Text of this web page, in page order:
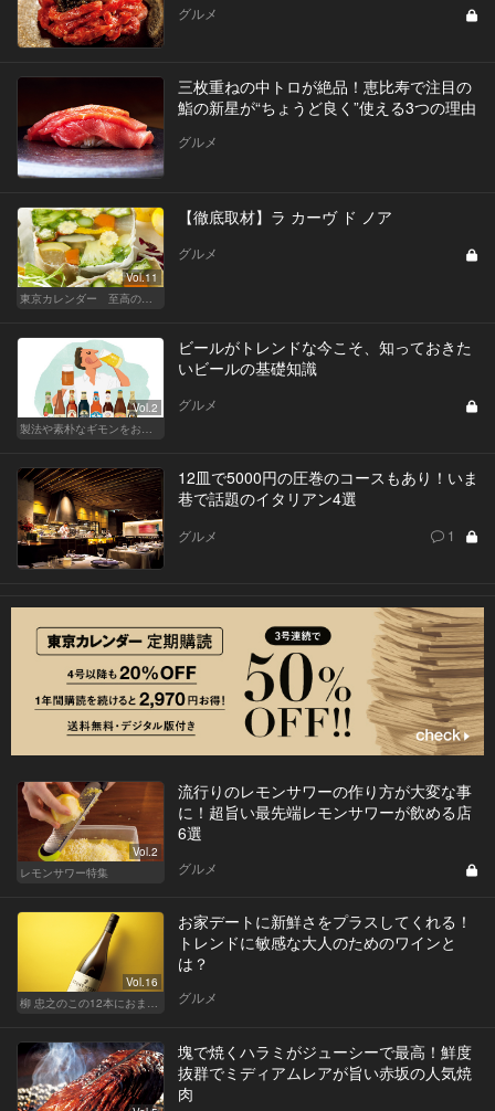
グルメ
三枚重ねの中トロが絶品！恵比寿で注目の
鮨の新星が“ちょうど良く”使える3つの理由
グルメ
Vol.11
東京カレンダー 至高の名店シリーズ
【徹底取材】ラ カーヴ ド ノア
グルメ
Vol.2
製法や素朴なギモンをおさらい！ ビールの基礎知識
ビールがトレンドな今こそ、知っておきた
いビールの基礎知識
グルメ
12皿で5000円の圧巻のコースもあり！いま
巷で話題のイタリアン4選
グルメ 1
Vol.2
レモンサワー特集
流行りのレモンサワーの作り方が大変な事
に！超旨い最先端レモンサワーが飲める店
6選
グルメ
Vol.16
柳 忠之のこの12本におまかせ
お家デートに新鮮さをプラスしてくれる！
トレンドに敏感な大人のためのワインと
は？
グルメ
塊で焼くハラミがジューシーで最高！鮮度
抜群でミディアムレアが旨い赤坂の人気焼
肉